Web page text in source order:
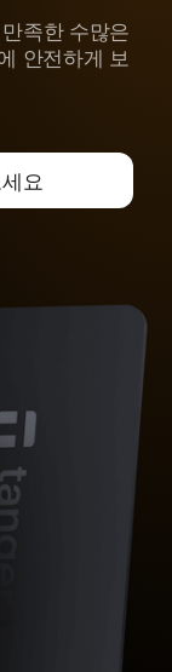
족한 수많은
안전하게 보
요